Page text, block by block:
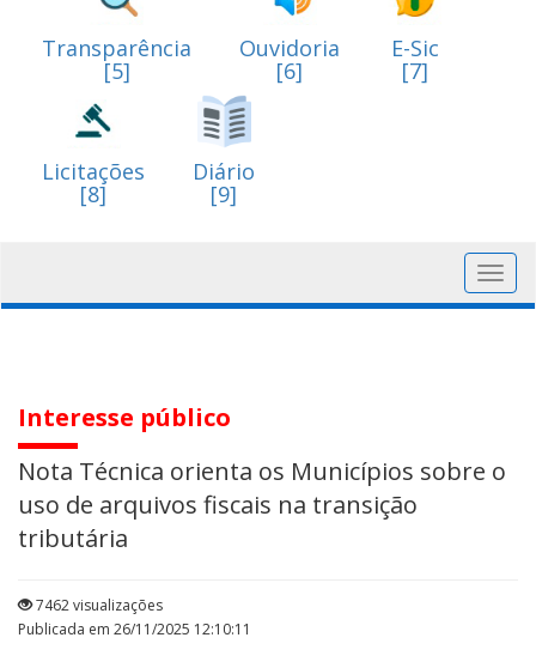
Transparência
[5]
Ouvidoria
[6]
E-Sic
[7]
Licitações
[8]
Diário
[9]
Interesse público
Nota Técnica orienta os Municípios sobre o
uso de arquivos fiscais na transição
tributária
7462 visualizações
Publicada em 26/11/2025 12:10:11